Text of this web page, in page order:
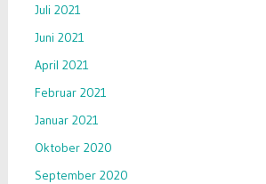
Juli 2021
Juni 2021
April 2021
Februar 2021
Januar 2021
Oktober 2020
September 2020